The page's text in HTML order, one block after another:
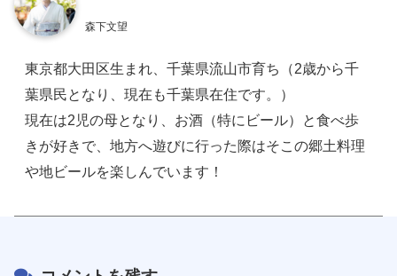
森下文望
東京都大田区生まれ、千葉県流山市育ち（2歳から千
葉県民となり、現在も千葉県在住です。）
現在は2児の母となり、お酒（特にビール）と食べ歩
きが好きで、地方へ遊びに行った際はそこの郷土料理
や地ビールを楽しんでいます！